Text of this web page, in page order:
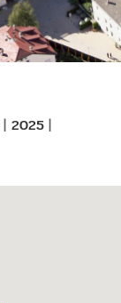
| 2025 |